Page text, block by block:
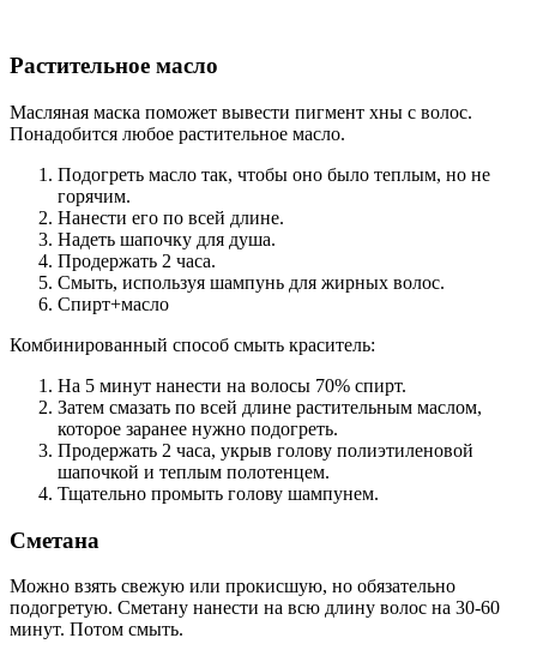
Растительное масло
Масляная маска поможет вывести пигмент хны с волос.
Понадобится любое растительное масло.
Подогреть масло так, чтобы оно было теплым, но не
горячим.
Нанести его по всей длине.
Надеть шапочку для душа.
Продержать 2 часа.
Смыть, используя шампунь для жирных волос.
Спирт+масло
Комбинированный способ смыть краситель:
На 5 минут нанести на волосы 70% спирт.
Затем смазать по всей длине растительным маслом,
которое заранее нужно подогреть.
Продержать 2 часа, укрыв голову полиэтиленовой
шапочкой и теплым полотенцем.
Тщательно промыть голову шампунем.
Сметана
Можно взять свежую или прокисшую, но обязательно
подогретую. Сметану нанести на всю длину волос на 30-60
минут. Потом смыть.